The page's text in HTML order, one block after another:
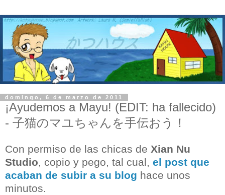
domingo, 6 de marzo de 2011
¡Ayudemos a Mayu! (EDIT: ha fallecido)
- 子猫のマユちゃんを手伝おう！
Con permiso de las chicas de Xian Nu
Studio, copio y pego, tal cual, el post que
acaban de subir a su blog hace unos
minutos.